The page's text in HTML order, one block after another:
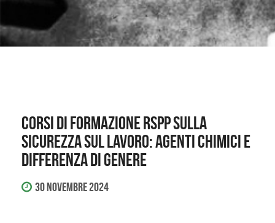
Corsi di formazione RSPP sulla
sicurezza sul lavoro: agenti chimici e
differenza di genere
30 Novembre 2024